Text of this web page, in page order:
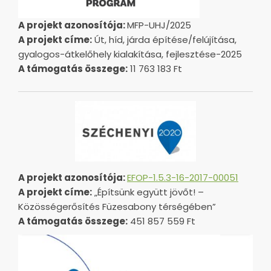
A projekt azonosítója:MFP-UHJ/2025
A projekt címe:Út, híd, járda építése/felújítása,
gyalogos-átkelőhely kialakítása, fejlesztése-2025
A támogatás összege:11 763 183 Ft
A projekt azonosítója:EFOP-1.5.3-16-2017-00051
A projekt címe:„Építsünk együtt jövőt! –
Közösségerősítés Füzesabony térségében”
A támogatás összege: 451 857 559 Ft